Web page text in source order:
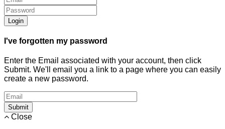
Login
I've forgotten my password
Enter the Email associated with your account, then click
Submit. We'll email you a link to a page where you can easily
create a new password.
Submit
Close